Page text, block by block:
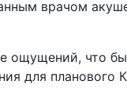
врачом
ощущений, что
для